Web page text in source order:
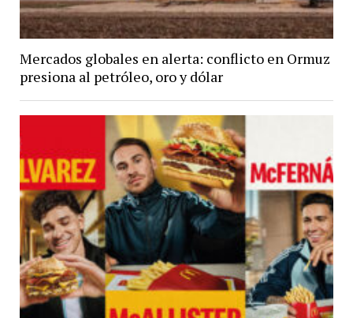
Mercados globales en alerta: conflicto en Ormuz
presiona al petróleo, oro y dólar